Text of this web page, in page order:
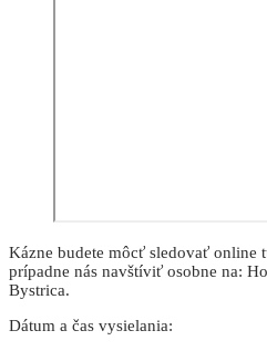
Kázne budete môcť sledovať online
prípadne nás navštíviť osobne na:
Bystrica.
Dátum a čas vysielania: